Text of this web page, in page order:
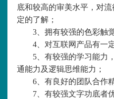
底和较高的审美水平，对
定的了解；
3、拥有较强的色彩触
4、对互联网产品有一
5、有较强的学习能力
通能力及逻辑思维能力；
6、有良好的团队合作
7、有较强文字功底者